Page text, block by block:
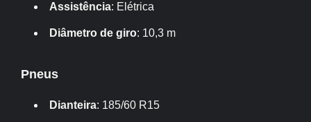
Assistência: Elétrica
Diâmetro de giro: 10,3 m
Pneus
Dianteira: 185/60 R15